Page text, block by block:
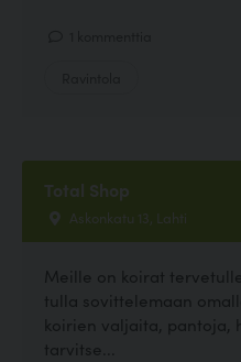
Total Shop
Askonkatu 13, Lahti
Meille on koirat
tulla sovittelemaan
koirien valjaita, pantoja,
tarvitse...